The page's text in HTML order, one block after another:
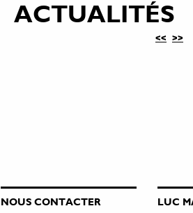
ACTUALITÉS
<< >>
NOUS CONTACTER LUC